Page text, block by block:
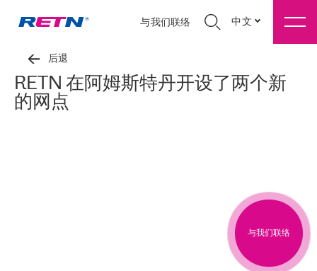
与我们联络 中文
后退
RETN 在阿姆斯特丹开设了两个新
的网点
与我们联络